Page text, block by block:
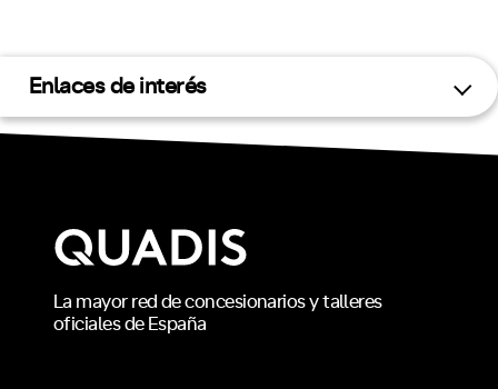
Enlaces de interés
La mayor red de concesionarios y talleres
oficiales de España